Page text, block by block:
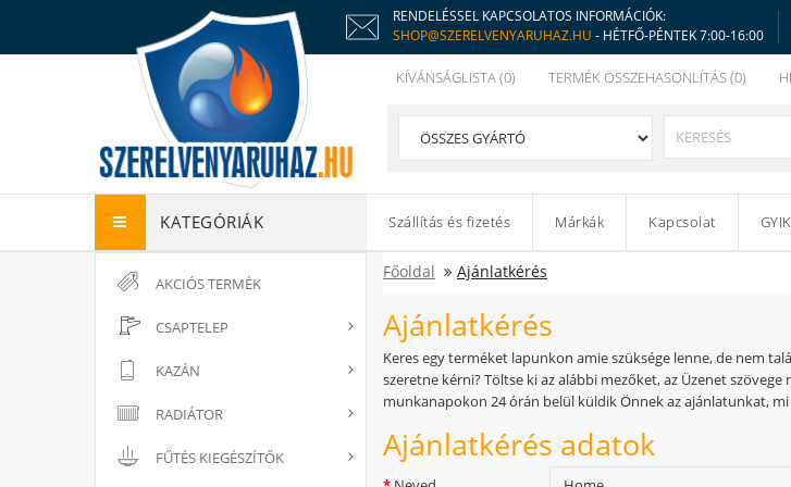
RENDELÉSSEL KAPCSOLATOS INFORMÁCIÓK:
SHOP@SZERELVENYARUHAZ.HU - HÉTFŐ-PÉNTEK 7:00-16:00
KÍVÁNSÁGLISTA (0) TERMÉK ÖSSZEHASONLÍTÁS (0)
KATEGÓRIÁK Szállítás és fizetés Márkák Kapcsolat GYIK
AKCIÓS TERMÉK
CSAPTELEP
KAZÁN
RADIÁTOR
FŰTÉS KIEGÉSZÍTŐK
Főoldal Ajánlatkérés
Ajánlatkérés
Keres egy terméket lapunkon amie szüksége lenne, de nem
szeretne kérni? Töltse ki az alábbi mezőket, az Üzenet
munkanapokon 24 órán belül küldik Önnek az ajánlatunkat,
Ajánlatkérés adatok